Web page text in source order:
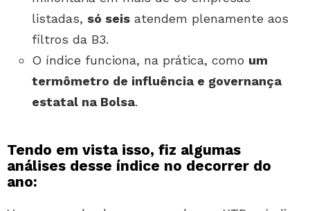
listadas, só seis atendem plenamente aos
filtros da B3.
O índice funciona, na prática, como um
termômetro de influência e governança
estatal na Bolsa.
Tendo em vista isso, fiz algumas
análises desse índice no decorrer do
ano: